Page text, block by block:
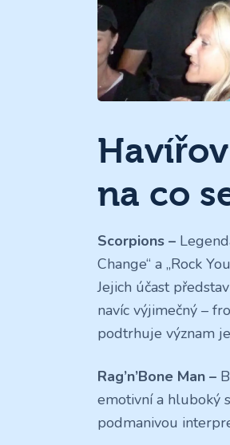
na co
Scorpions –
Change“ a „Rock
Jejich účast
navíc výjimečný –
podtrhuje význam
Rag’n’Bone Man –
emotivní a hluboký
podmanivou